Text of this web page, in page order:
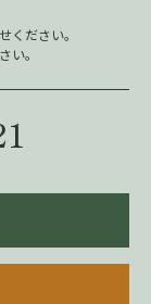
ください。
い。